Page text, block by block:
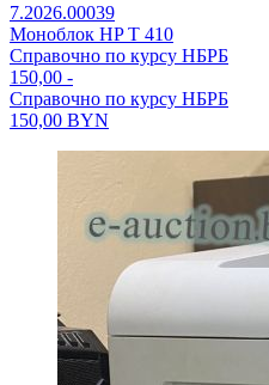
7.2026.00039
Моноблок HP T 410
Справочно по курсу НБРБ
150,00 -
Справочно по курсу НБРБ
150,00 BYN